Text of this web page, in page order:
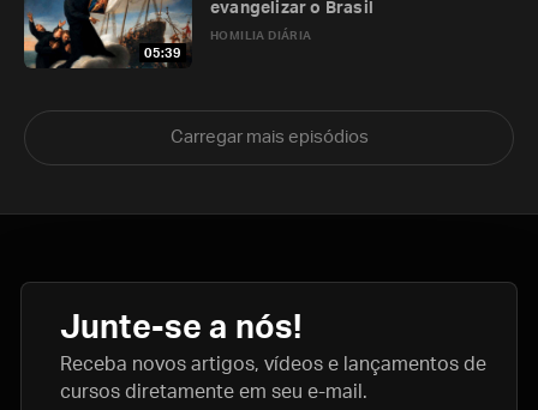
05:39
HOMILIA DIÁRIA
evangelizar o Brasil
Carregar mais episódios
Junte-se a nós!
Receba novos artigos, vídeos e lançamentos de
cursos diretamente em seu e-mail.